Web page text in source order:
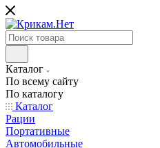
Каталог
По всему сайту
По каталогу
Каталог
Рации
Портативные
Автомобильные